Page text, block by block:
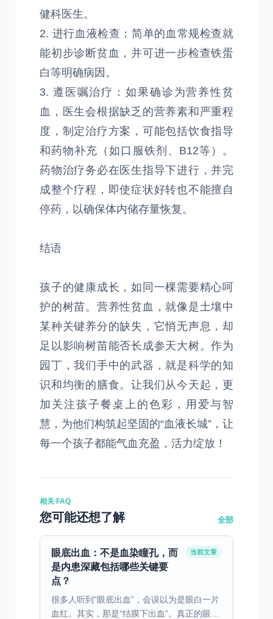
健科医生。
2. 进行血液检查：简单的血常规检查就
能初步诊断贫血，并可进一步检查铁蛋
白等明确病因。
3. 遵医嘱治疗：如果确诊为营养性贫
血，医生会根据缺乏的营养素和严重程
度，制定治疗方案，可能包括饮食指导
和药物补充（如口服铁剂、B12等）。
药物治疗务必在医生指导下进行，并完
成整个疗程，即使症状好转也不能擅自
停药，以确保体内储存量恢复。
结语
孩子的健康成长，如同一棵需要精心呵
护的树苗。营养性贫血，就像是土壤中
某种关键养分的缺失，它悄无声息，却
足以影响树苗能否长成参天大树。作为
园丁，我们手中的武器，就是科学的知
识和均衡的膳食。让我们从今天起，更
加关注孩子餐桌上的色彩，用爱与智
慧，为他们构筑起坚固的“血液长城”，让
每一个孩子都能气血充盈，活力绽放！
相关 FAQ
您可能还想了解 全部
眼底出血：不是血染瞳孔，而
是内患深藏包括哪些关键要
点？
当前文章
很多人听到“眼底出血”，会误以为是眼白一片
血红。其实，那是“结膜下出血”。真正的眼底